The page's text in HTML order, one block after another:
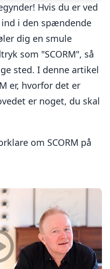
Hvis du er ved
i den spændende
dig en smule
som "SCORM", så
sted. I denne artikel
er, hvorfor det er
er noget, du skal
om SCORM på